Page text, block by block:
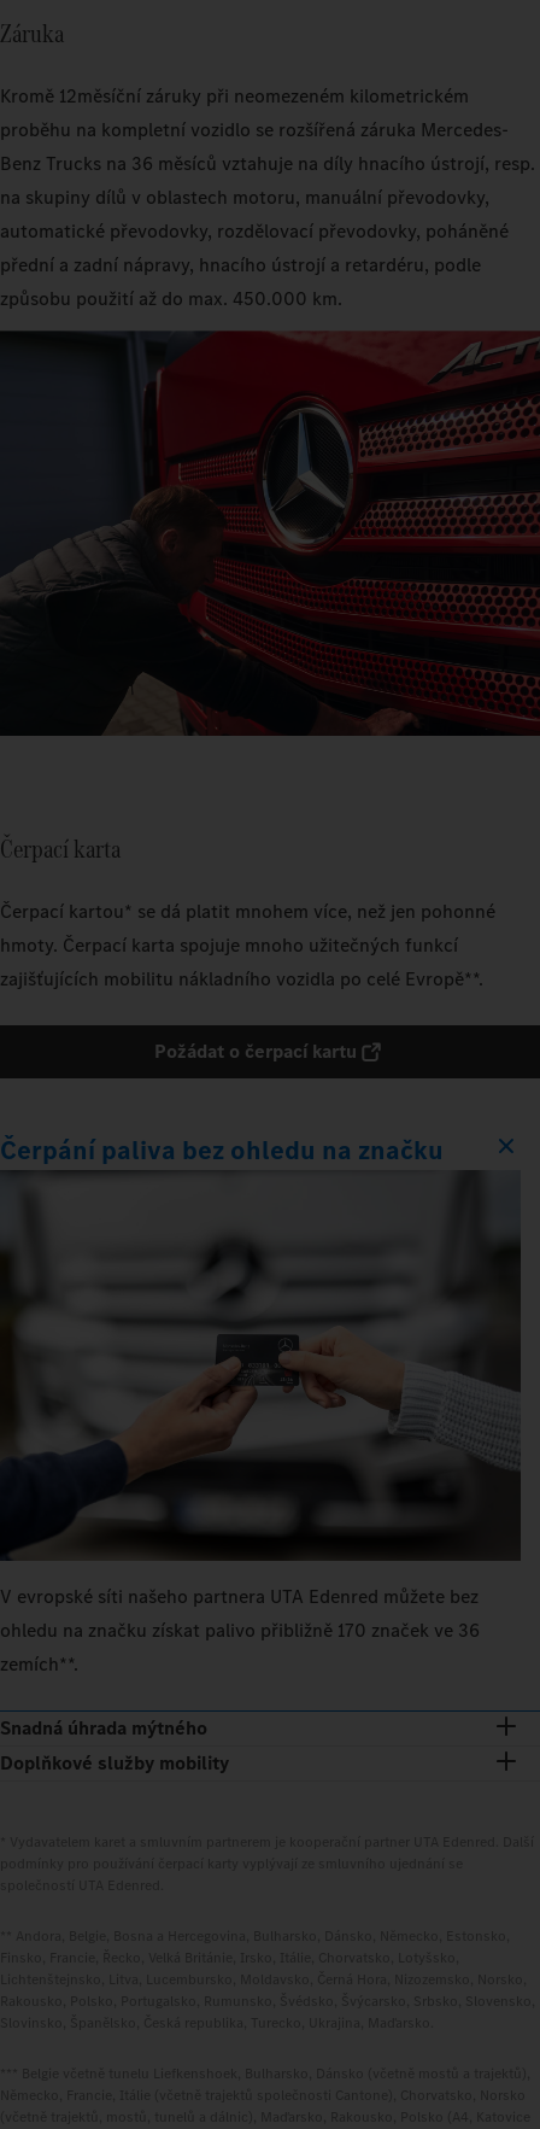
Záruka
Kromě 12měsíční záruky při neomezeném kilometrickém
proběhu na kompletní vozidlo se rozšířená záruka Mercedes-
Benz Trucks na 36 měsíců vztahuje na díly hnacího ústrojí, resp.
na skupiny dílů v oblastech motoru, manuální převodovky,
automatické převodovky, rozdělovací převodovky, poháněné
přední a zadní nápravy, hnacího ústrojí a retardéru, podle
způsobu použití až do max. 450.000 km.
Čerpací karta
Čerpací kartou* se dá platit mnohem více, než jen pohonné
hmoty. Čerpací karta spojuje mnoho užitečných funkcí
zajišťujících mobilitu nákladního vozidla po celé Evropě**.
Požádat o čerpací kartu
Čerpání paliva bez ohledu na značku
V evropské síti našeho partnera UTA Edenred můžete bez
ohledu na značku získat palivo přibližně 170 značek ve 36
zemích**.
Snadná úhrada mýtného
Doplňkové služby mobility